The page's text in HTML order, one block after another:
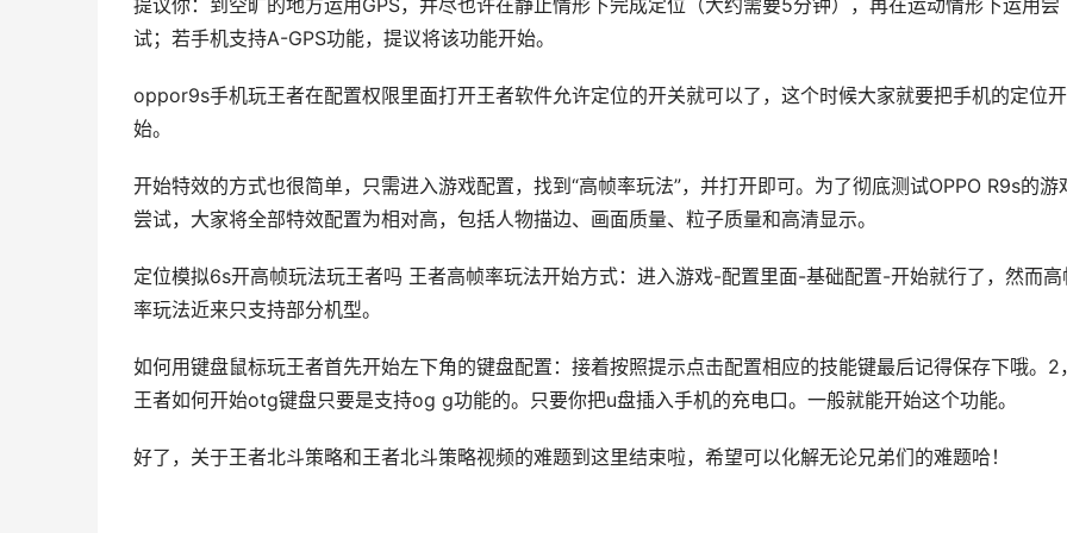
提议你：到空旷的地方运用GPS，并尽也许在静止情形下完成定位（大约需要5分钟），再在运动情形下运用尝
试；若手机支持A-GPS功能，提议将该功能开始。
oppor9s手机玩王者在配置权限里面打开王者软件允许定位的开关就可以了，这个时候大家就要把手机的定位开
始。
开始特效的方式也很简单，只需进入游戏配置，找到“高帧率玩法”，并打开即可。为了彻底测试OPPO R9s的游
尝试，大家将全部特效配置为相对高，包括人物描边、画面质量、粒子质量和高清显示。
定位模拟6s开高帧玩法玩王者吗 王者高帧率玩法开始方式：进入游戏-配置里面-基础配置-开始就行了，然而高
率玩法近来只支持部分机型。
如何用键盘鼠标玩王者首先开始左下角的键盘配置：接着按照提示点击配置相应的技能键最后记得保存下哦。2，
王者如何开始otg键盘只要是支持og g功能的。只要你把u盘插入手机的充电口。一般就能开始这个功能。
好了，关于王者北斗策略和王者北斗策略视频的难题到这里结束啦，希望可以化解无论兄弟们的难题哈！